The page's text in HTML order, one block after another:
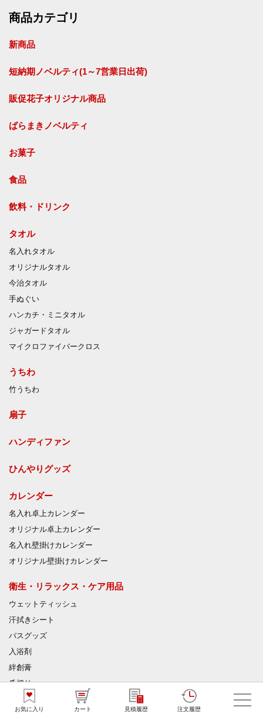
お気に入り カート 見積履歴 注文履歴
商品カテゴリ
新商品
短納期ノベルティ(1～7営業日出荷)
販促花子オリジナル商品
ばらまきノベルティ
お菓子
食品
飲料・ドリンク
タオル
名入れタオル
オリジナルタオル
今治タオル
手ぬぐい
ハンカチ・ミニタオル
ジャガードタオル
マイクロファイバークロス
うちわ
竹うちわ
扇子
ハンディファン
ひんやりグッズ
カレンダー
名入れ卓上カレンダー
オリジナル卓上カレンダー
名入れ壁掛けカレンダー
オリジナル壁掛けカレンダー
衛生・リラックス・ケア用品
ウェットティッシュ
汗拭きシート
バスグッズ
入浴剤
絆創膏
爪切り
マスク
除菌グッズ